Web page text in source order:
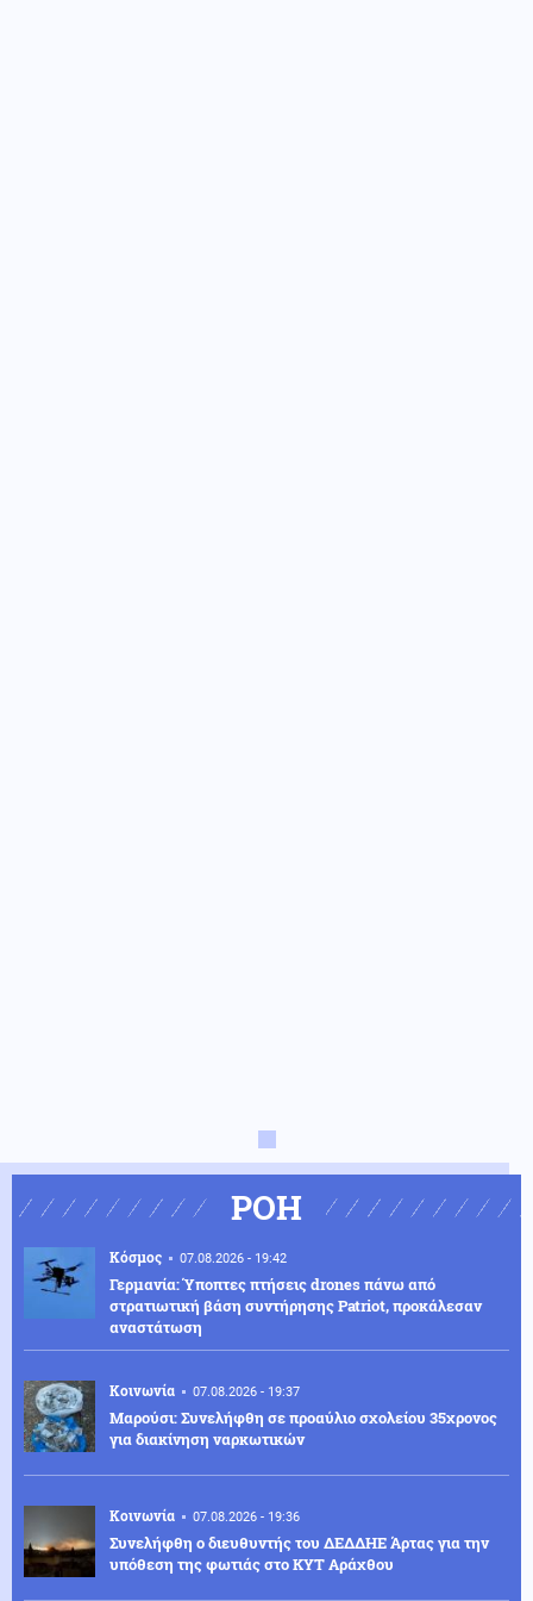
ΡΟΗ
Κόσμος 07.08.2026 - 19:42
Γερμανία: Ύποπτες πτήσεις drones πάνω από
στρατιωτική βάση συντήρησης Patriot, προκάλεσαν
αναστάτωση
Κοινωνία 07.08.2026 - 19:37
Μαρούσι: Συνελήφθη σε προαύλιο σχολείου 35χρονος
για διακίνηση ναρκωτικών
Κοινωνία 07.08.2026 - 19:36
Συνελήφθη ο διευθυντής του ΔΕΔΔΗΕ Άρτας για την
υπόθεση της φωτιάς στο ΚΥΤ Αράχθου